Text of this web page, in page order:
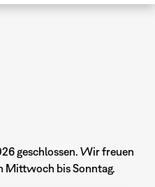
geschlossen. Wir freuen
Mittwoch bis Sonntag.